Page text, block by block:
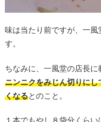
味は当たり前ですが、一
す。
ちなみに、一風堂の店長に
ニンニクをみじん切りに
くなるとのこと。
１本でもやし８袋分くらい